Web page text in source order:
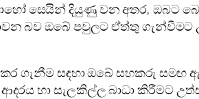
සෙයින් දියුණු වන අතර, ඔබට
බව ඔබේ පවුලට ඒත්තු
ගැනීම සඳහා ඔබේ සහකරු
හා සැලකිල්ල බාධා කිරීමට